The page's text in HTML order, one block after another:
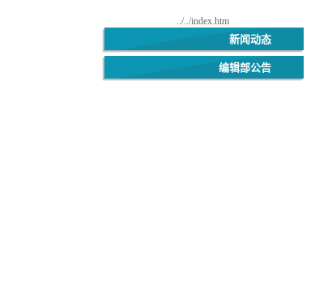
../../index.htm
新闻动态
编辑部公告